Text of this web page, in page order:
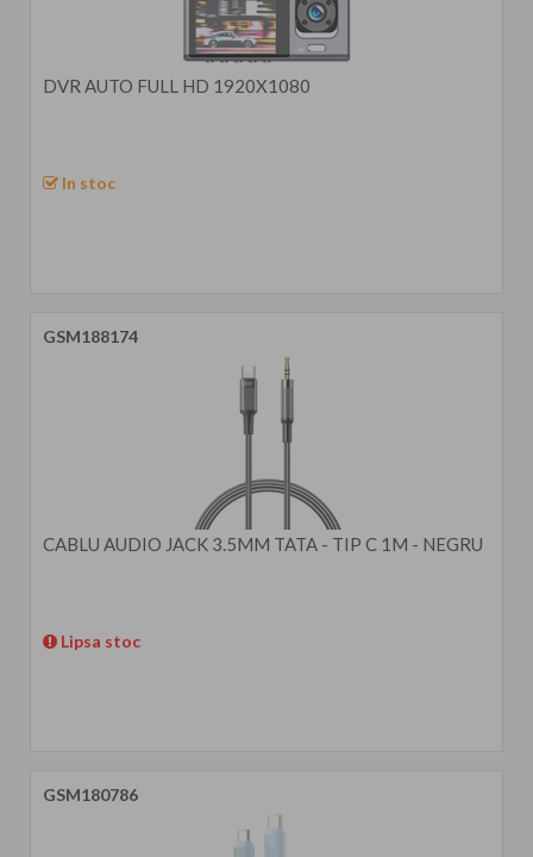
DVR AUTO FULL HD 1920X1080
In stoc
GSM188174
CABLU AUDIO JACK 3.5MM TATA - TIP C 1M - NEGRU
Lipsa stoc
GSM180786